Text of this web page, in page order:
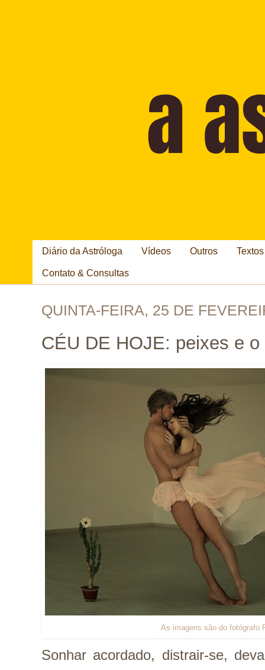
Diário da Astróloga Vídeos Outros
Contato & Consultas
QUINTA-FEIRA, 25 DE
CÉU DE HOJE: peixes e
As imagens são do
Sonhar acordado, distrair-se,